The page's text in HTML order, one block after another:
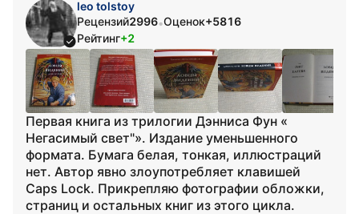
leo tolstoy
Рецензий2996•Оценок+5816
Рейтинг+2
Первая книга из трилогии Дэнниса Фун «
Негасимый свет"». Издание уменьшенного
формата. Бумага белая, тонкая, иллюстраций
нет. Автор явно злоупотребляет клавишей
Caps Lock. Прикрепляю фотографии обложки,
страниц и остальных книг из этого цикла.